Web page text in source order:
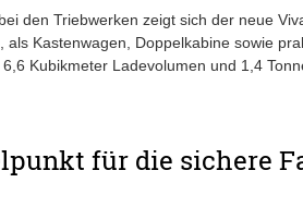
den Triebwerken zeigt sich der neue
Kastenwagen, Doppelkabine sowie
Kubikmeter Ladevolumen und 1,4
für die sichere